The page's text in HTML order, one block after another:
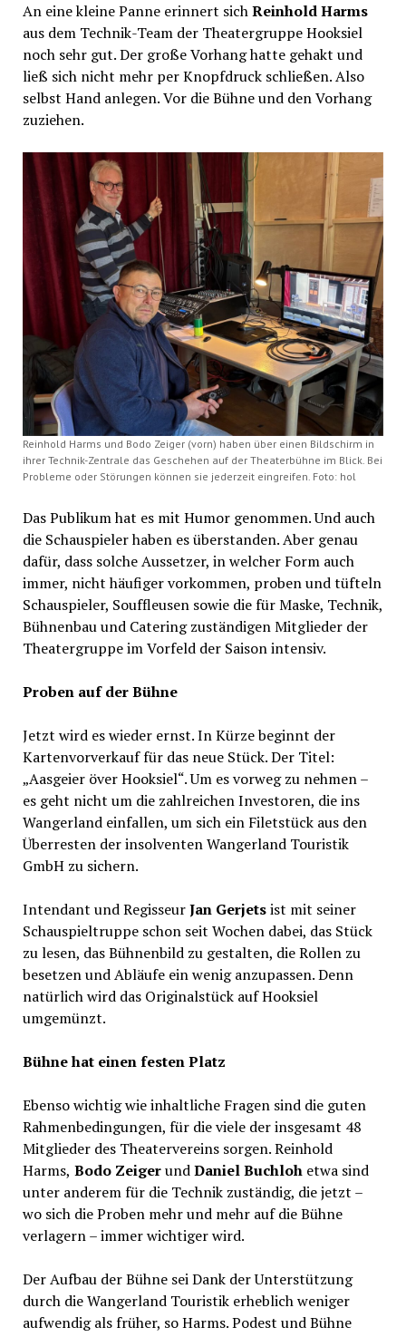
An eine kleine Panne erinnert sichReinhold Harms
aus dem Technik-Team der Theatergruppe Hooksiel
noch sehr gut. Der große Vorhang hatte gehakt und
ließ sich nicht mehr per Knopfdruck schließen. Also
selbst Hand anlegen. Vor die Bühne und den Vorhang
zuziehen.
Reinhold Harms und Bodo Zeiger (vorn) haben über einen Bildschirm in
ihrer Technik-Zentrale das Geschehen auf der Theaterbühne im Blick. Bei
Probleme oder Störungen können sie jederzeit eingreifen. Foto: hol
Das Publikum hat es mit Humor genommen. Und auch
die Schauspieler haben es überstanden. Aber genau
dafür, dass solche Aussetzer, in welcher Form auch
immer, nicht häufiger vorkommen, proben und tüfteln
Schauspieler, Souffleusen sowie die für Maske, Technik,
Bühnenbau und Catering zuständigen Mitglieder der
Theatergruppe im Vorfeld der Saison intensiv.
Proben auf der Bühne
Jetzt wird es wieder ernst. In Kürze beginnt der
Kartenvorverkauf für das neue Stück. Der Titel:
„Aasgeier över Hooksiel“. Um es vorweg zu nehmen –
es geht nicht um die zahlreichen Investoren, die ins
Wangerland einfallen, um sich ein Filetstück aus den
Überresten der insolventen Wangerland Touristik
GmbH zu sichern.
Intendant und RegisseurJan Gerjetsist mit seiner
Schauspieltruppe schon seit Wochen dabei, das Stück
zu lesen, das Bühnenbild zu gestalten, die Rollen zu
besetzen und Abläufe ein wenig anzupassen. Denn
natürlich wird das Originalstück auf Hooksiel
umgemünzt.
Bühne hat einen festen Platz
Ebenso wichtig wie inhaltliche Fragen sind die guten
Rahmenbedingungen, für die viele der insgesamt 48
Mitglieder des Theatervereins sorgen. Reinhold
Harms, Bodo ZeigerundDaniel Buchlohetwa sind
unter anderem für die Technik zuständig, die jetzt –
wo sich die Proben mehr und mehr auf die Bühne
verlagern – immer wichtiger wird.
Der Aufbau der Bühne sei Dank der Unterstützung
durch die Wangerland Touristik erheblich weniger
aufwendig als früher, so Harms. Podest und Bühne